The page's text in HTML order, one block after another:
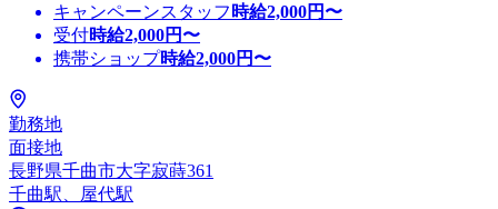
キャンペーンスタッフ 時給2,000円〜
受付時給2,000円〜
携帯ショップ時給2,000円〜
勤務地
面接地
長野県千曲市大字寂蒔361
千曲駅、屋代駅